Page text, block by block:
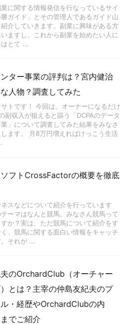
に関する情報発信を行なっているサイ
勝ガイド」とその管理人であるガイド山
介していきます。副業に興味がある方
ますし、これから副業を始めたい人に
とて ...
ター事業の評判は？宮内健治
人物？調査してみた
トです！ 今回は、オーナーになるだけ
副収入が狙えると謳う「DCPAのデータ
」について調査してみた結果をみなさ
ます。 月8万円増えればけっこう生活
フトCrossFactorの概要を徹底
スなどについて紹介を行っています
ーマはなんと競馬。みなさん競馬って
か？実は、ただ競馬について紹介をす
、競馬に関する面白い情報をキャッチ
それが ...
のOrchardClub（オーチャー
）とは？主宰の仲島友紀夫のプ
・経歴やOrchardClubの内
でご紹介